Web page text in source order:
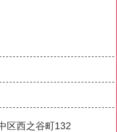
区西之谷町132